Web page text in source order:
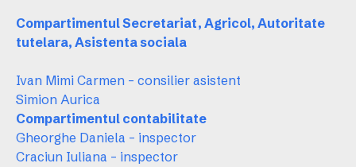
Compartimentul Secretariat, Agricol, Autoritate
tutelara, Asistenta sociala
Ivan Mimi Carmen – consilier asistent
Simion Aurica
Compartimentul contabilitate
Gheorghe Daniela – inspector
Craciun Iuliana – inspector